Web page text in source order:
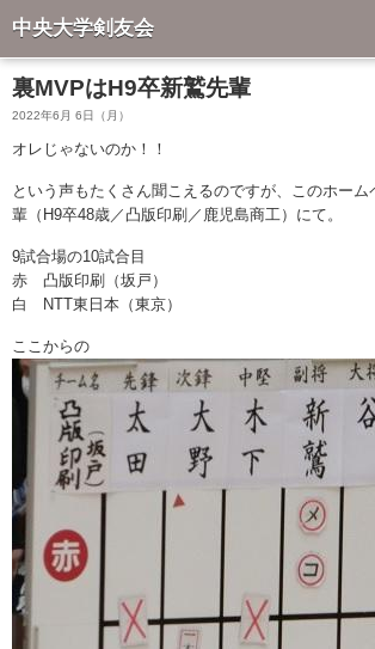
中央大学剣友会
裏MVPはH9卒新鷲先輩
2022年6月 6日（月）
オレじゃないのか！！
という声もたくさん聞こえるのですが、このホー
輩（H9卒48歳／凸版印刷／鹿児島商工）にて。
9試合場の10試合目
赤 凸版印刷（坂戸）
白 NTT東日本（東京）
ここからの